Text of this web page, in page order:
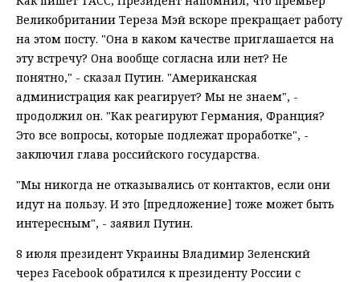
Великобритании Тереза Мэй вскоре прекращает работу
на этом посту. "Она в каком качестве приглашается на
эту встречу? Она вообще согласна или нет? Не
понятно," - сказал Путин. "Американская
администрация как реагирует? Мы не знаем", -
продолжил он. "Как реагируют Германия, Франция?
Это все вопросы, которые подлежат проработке", -
заключил глава российского государства.
"Мы никогда не отказывались от контактов, если они
идут на пользу. И это [предложение] тоже может быть
интересным", - заявил Путин.
8 июля президент Украины Владимир Зеленский
через Facebook обратился к президенту России с